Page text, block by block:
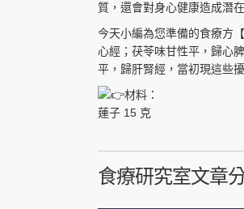
質，還會對身心健康造成潛
今天小編為您準備的食療方
心經；茯苓味甘性平，歸心
平，歸肝腎經，當初現這些
材料：
蓮子 15 克
山藥 15 克
枸杞 15 克
食療研究室文章